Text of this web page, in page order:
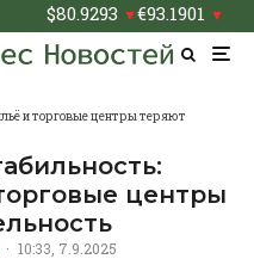
$80.9293 ▼€93.1901 ▼
и торговые центры теряют
центры
· 10:33, 7.9.2025